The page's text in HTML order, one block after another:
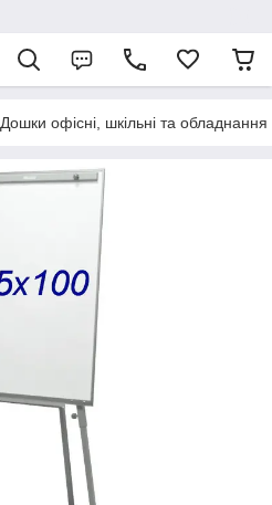
Дошки офісні, шкільні та